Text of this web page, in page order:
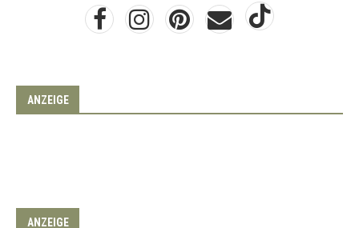
ANZEIGE
ANZEIGE